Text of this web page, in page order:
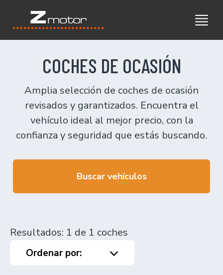
COCHES DE OCASIÓN
Amplia selección de coches de ocasión
revisados y garantizados. Encuentra el
vehículo ideal al mejor precio, con la
confianza y seguridad que estás buscando.
Buscar vehículos
Resultados: 1 de 1 coches
Ordenar por: